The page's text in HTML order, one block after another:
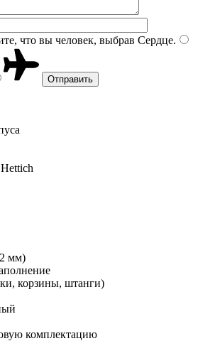
что вы человек, выбрав Сердце.
мм)
корзины, штанги)
комплектацию